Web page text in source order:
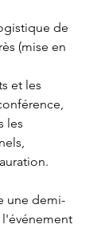
de
(mise en
et les
les
une demi-